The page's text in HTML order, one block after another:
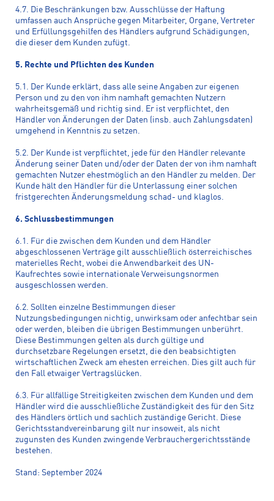
4.7. Die Beschränkungen bzw. Ausschlüsse der Haftung
umfassen auch Ansprüche gegen Mitarbeiter, Organe, Vertreter
und Erfüllungsgehilfen des Händlers aufgrund Schädigungen,
die dieser dem Kunden zufügt.
5. Rechte und Pflichten des Kunden
5.1. Der Kunde erklärt, dass alle seine Angaben zur eigenen
Person und zu den von ihm namhaft gemachten Nutzern
wahrheitsgemäß und richtig sind. Er ist verpflichtet, den
Händler von Änderungen der Daten (insb. auch Zahlungsdaten)
umgehend in Kenntnis zu setzen.
5.2. Der Kunde ist verpflichtet, jede für den Händler relevante
Änderung seiner Daten und/oder der Daten der von ihm namhaft
gemachten Nutzer ehestmöglich an den Händler zu melden. Der
Kunde hält den Händler für die Unterlassung einer solchen
fristgerechten Änderungsmeldung schad- und klaglos.
6. Schlussbestimmungen
6.1. Für die zwischen dem Kunden und dem Händler
abgeschlossenen Verträge gilt ausschließlich österreichisches
materielles Recht, wobei die Anwendbarkeit des UN-
Kaufrechtes sowie internationale Verweisungsnormen
ausgeschlossen werden.
6.2. Sollten einzelne Bestimmungen dieser
Nutzungsbedingungen nichtig, unwirksam oder anfechtbar sein
oder werden, bleiben die übrigen Bestimmungen unberührt.
Diese Bestimmungen gelten als durch gültige und
durchsetzbare Regelungen ersetzt, die den beabsichtigten
wirtschaftlichen Zweck am ehesten erreichen. Dies gilt auch für
den Fall etwaiger Vertragslücken.
6.3. Für allfällige Streitigkeiten zwischen dem Kunden und dem
Händler wird die ausschließliche Zuständigkeit des für den Sitz
des Händlers örtlich und sachlich zuständige Gericht. Diese
Gerichtsstandvereinbarung gilt nur insoweit, als nicht
zugunsten des Kunden zwingende Verbrauchergerichtsstände
bestehen.
Stand: September 2024